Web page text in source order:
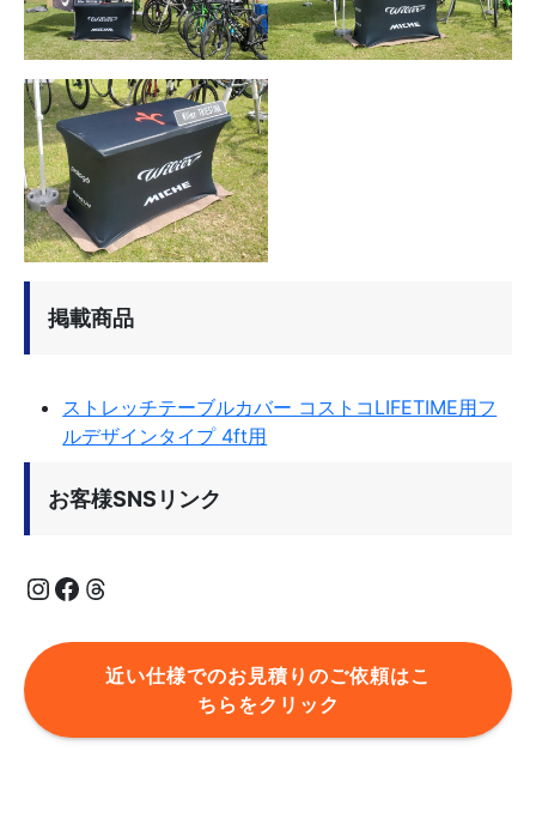
掲載商品
ストレッチテーブルカバー コストコLIFETIME用フ
ルデザインタイプ 4ft用
お客様SNSリンク
Instagram
Facebook
Threads
近い仕様でのお見積りのご依頼はこ
ちらをクリック